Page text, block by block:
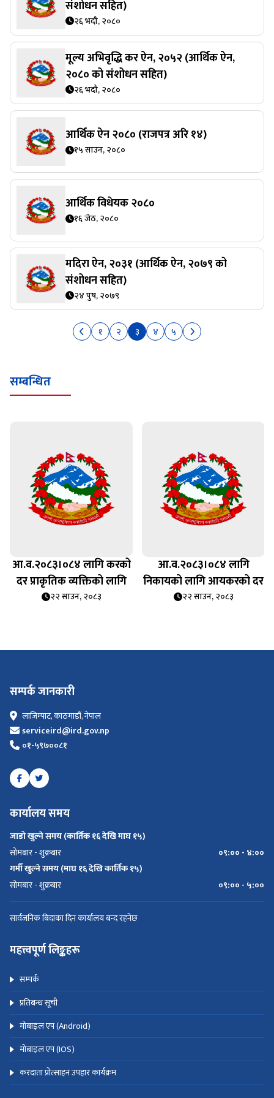
२६ भदौ, २०८०
मूल्य अभिवृद्धि कर ऐन, २०५२ (आर्थिक ऐन,
२०८० को संशोधन सहित)
२६ भदौ, २०८०
आर्थिक ऐन २०८० (राजपत्र अरि १४)
१५ साउन, २०८०
आर्थिक विधेयक २०८०
१६ जेठ, २०८०
मदिरा ऐन, २०३१ (आर्थिक ऐन, २०७९ को
संशोधन सहित)
२४ पुष, २०७९
१ २ ३ ४ ५
सम्बन्धित
आ.व.२०८३।०८४ लागि करको
दर प्राकृतिक व्यक्तिको लागि
२२ साउन, २०८३
आ.व.२०८३।०८४ लागि
निकायको लागि आयकरको दर
२२ साउन, २०८३
सम्पर्क जानकारी
लाज़िम्पाट, काठमाडौं, नेपाल
serviceird@ird.gov.np
०१-५९७००८१
कार्यालय समय
जाडो खुल्ने समय (कार्तिक १६ देखि माघ १५)
सोमबार - शुक्रबार
०९:०० - ४:००
गर्मी खुल्ने समय (माघ १६ देखि कार्तिक १५)
सोमबार - शुक्रबार
०९:०० - ५:००
सार्वजनिक बिदाका दिन कार्यालय बन्द रहनेछ
महत्त्वपूर्ण लिङ्कहरू
सम्पर्क
प्रतिबन्ध सूची
मोबाइल एप (Android)
मोबाइल एप (IOS)
करदाता प्रोत्साहन उपहार कार्यक्रम